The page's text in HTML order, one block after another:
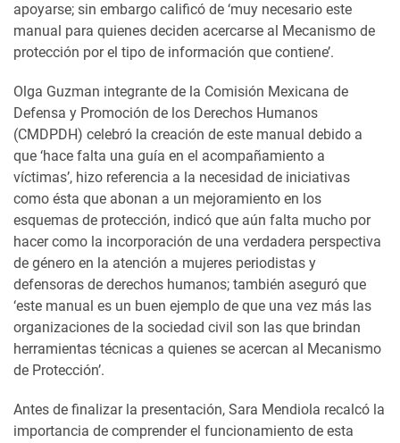
apoyarse; sin embargo calificó de ‘muy necesario este
manual para quienes deciden acercarse al Mecanismo de
protección por el tipo de información que contiene’.
Olga Guzman integrante de la Comisión Mexicana de
Defensa y Promoción de los Derechos Humanos
(CMDPDH) celebró la creación de este manual debido a
que ‘hace falta una guía en el acompañamiento a
víctimas’, hizo referencia a la necesidad de iniciativas
como ésta que abonan a un mejoramiento en los
esquemas de protección, indicó que aún falta mucho por
hacer como la incorporación de una verdadera perspectiva
de género en la atención a mujeres periodistas y
defensoras de derechos humanos; también aseguró que
‘este manual es un buen ejemplo de que una vez más las
organizaciones de la sociedad civil son las que brindan
herramientas técnicas a quienes se acercan al Mecanismo
de Protección’.
Antes de finalizar la presentación, Sara Mendiola recalcó la
importancia de comprender el funcionamiento de esta